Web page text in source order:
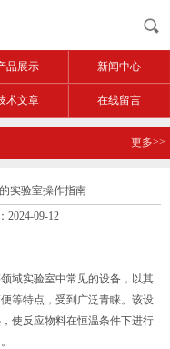
品展示 新闻中心
术文章 在线留言
更多>>
实验室操作指南
2024-09-12
域实验室中常见的设备，以其
等特点，受到广泛青睐。该设
使反应物料在恒温条件下进行